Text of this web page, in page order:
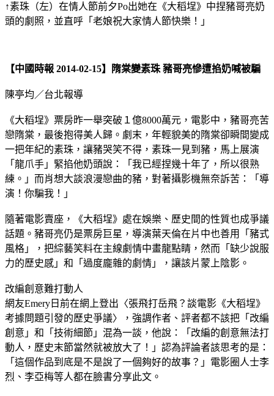
↑素珠（左）在情人節前夕Po出她在《大稻埕》中捏豬哥亮奶
頭的劇照，並直呼「老娘祝大家情人節快樂！」
【中國時報 2014-02-15】隋棠變素珠 豬哥亮慘遭掐奶喊被騙
陳亭均／台北報導
《大稻埕》票房昨一舉突破１億8000萬元，電影中，豬哥亮苦
戀隋棠，最後抱得美人歸。劇末，年輕貌美的隋棠卻瞬間變成
一把年紀的素珠，讓豬哭笑不得，素珠一見到豬，馬上展演
「龍爪手」緊掐他奶頭說：「我已經捏幾十年了，所以很熟
練。」而肖想大談浪漫戀曲的豬，對著攝影機無奈訴苦：「導
演！你騙我！」
隨著電影賣座，《大稻埕》處在娛樂、歷史間的性質也成爭議
話題。豬哥亮仍是票房巨星，導演葉天倫在片中也善用「豬式
風格」，把綜藝笑料在主線劇情中畫龍點睛，然而「缺少說服
力的歷史感」和「過度龐雜的劇情」，讓該片蒙上陰影。
改編創意難打動人
網友Emery日前在網上登出〈張飛打岳飛？談電影《大稻埕》
考據問題引發的歷史爭議〉，強調作者、評者都不該把「改編
創意」和「技術細節」混為一談，他說：「改編的創意無法打
動人，歷史末節當然就被放大了！」認為評論者該思考的是：
「這個作品到底是不是說了一個夠好的故事？」電影圈人士李
烈、李亞梅等人都在臉書分享此文。